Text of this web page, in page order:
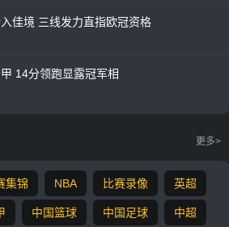
佳境 三线发力直指欧冠资格
14分领跑显露冠军相
更多>
集锦 NBA 比赛录像 英超
中国篮球 中国足球 中超